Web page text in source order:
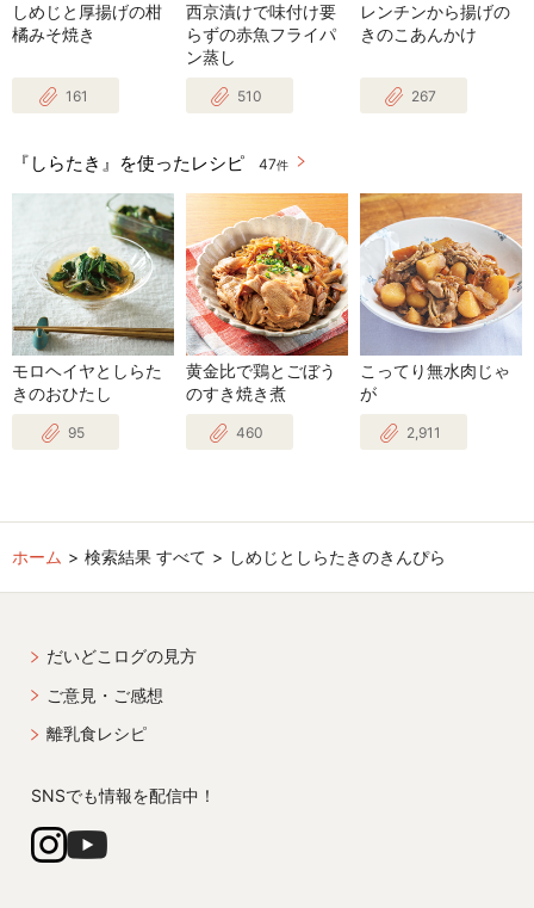
しめじと厚揚げの柑
橘みそ焼き
161
西京漬けで味付け要
らずの赤魚フライパ
ン蒸し
510
レンチンから揚げの
きのこあんかけ
267
『しらたき』を使ったレシピ 47件
モロヘイヤとしらた
きのおひたし
95
黄金比で鶏とごぼう
のすき焼き煮
460
こってり無水肉じゃ
が
2,911
ホーム 検索結果 すべて しめじとしらたきのきんぴら
だいどこログの見方
ご意見・ご感想
離乳食レシピ
SNSでも情報を配信中！